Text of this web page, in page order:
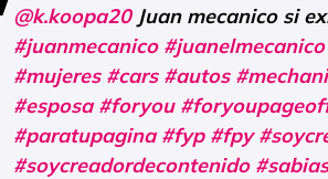
@k.koopa20Juan mecanico si
#juanmecanico #juanelmecanico
#mujeres #cars #autos
#esposa #foryou
#paratupagina #fyp #fpy
#soycreadordecontenido